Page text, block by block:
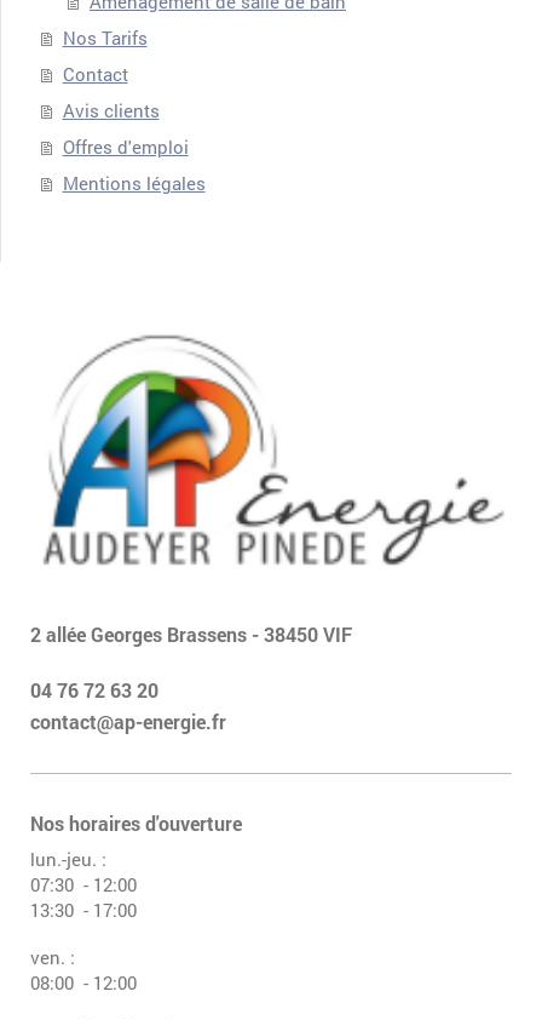
Nos Tarifs
Contact
Avis clients
Offres d'emploi
Mentions légales
2 allée Georges Brassens - 38450 VIF
04 76 72 63 20
contact@ap-energie.fr
Nos horaires d'ouverture
lun.-jeu. :
07:30 - 12:00
13:30 - 17:00
ven. :
08:00 - 12:00